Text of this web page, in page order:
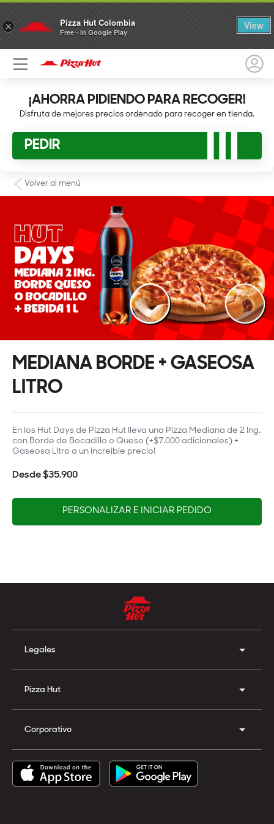
× Pizza Hut Colombia
Free - In Google Play
View
¡AHORRA PIDIENDO PARA RECOGER!
Disfruta de mejores precios ordenado para recoger en tienda.
PEDIR
Volver al menú
MEDIANA BORDE + GASEOSA
LITRO
En los Hut Days de Pizza Hut lleva una Pizza Mediana de 2 Ing.
con Borde de Bocadillo o Queso (+$7.000 adicionales) +
Gaseosa Litro a un increible precio!
Desde $35.900
PERSONALIZAR E INICIAR PEDIDO
Legales
Pizza Hut
Corporativo